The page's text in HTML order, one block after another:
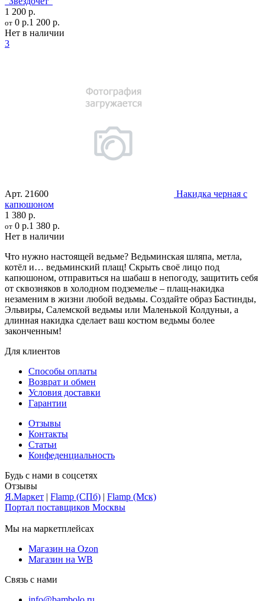
1 200 р.
от 0 р.1 200 р.
Нет в наличии
3
Арт. 21600
Накидка черная с
капюшоном
1 380 р.
от 0 р.1 380 р.
Нет в наличии
Что нужно настоящей ведьме? Ведьминская шляпа, метла,
котёл и… ведьминский плащ! Скрыть своё лицо под
капюшоном, отправиться на шабаш в непогоду, защитить себя
от сквозняков в холодном подземелье – плащ-накидка
незаменим в жизни любой ведьмы. Создайте образ Бастинды,
Эльвиры, Салемской ведьмы или Маленькой Колдуньи, а
длинная накидка сделает ваш костюм ведьмы более
законченным!
Для клиентов
Способы оплаты
Возврат и обмен
Условия доставки
Гарантии
Отзывы
Контакты
Статьи
Конфеденциальность
Будь с нами в соцсетях
Отзывы
Я.Маркет | Flamp (СПб) | Flamp (Мск)
Портал поставщиков Москвы
Мы на маркетплейсах
Магазин на Ozon
Магазин на WB
Связь с нами